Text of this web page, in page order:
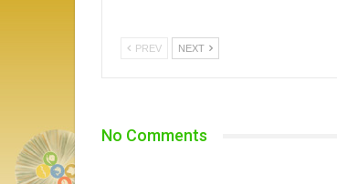
PREV NEXT
No Comments